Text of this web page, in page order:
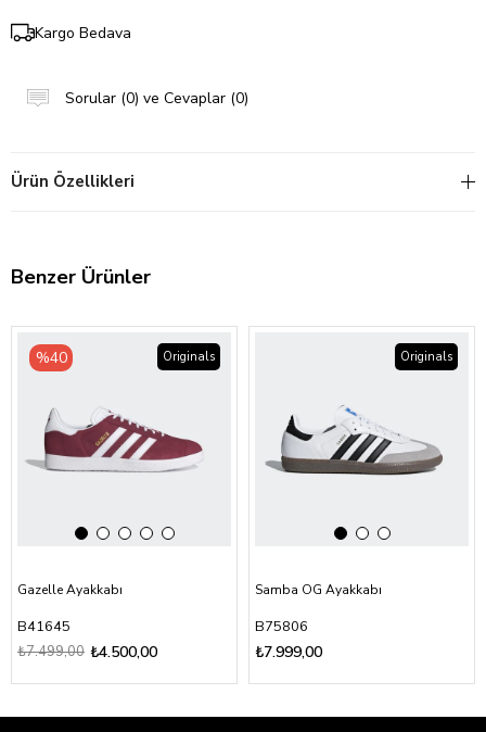
Kargo Bedava
Sorular (0) ve Cevaplar (0)
Ürün Özellikleri
Benzer Ürünler
Gazelle Ayakkabı
B41645
₺4.500,00
₺7.499,00
%40 Originals
Samba OG Ayakkabı
B75806
₺7.999,00
Originals